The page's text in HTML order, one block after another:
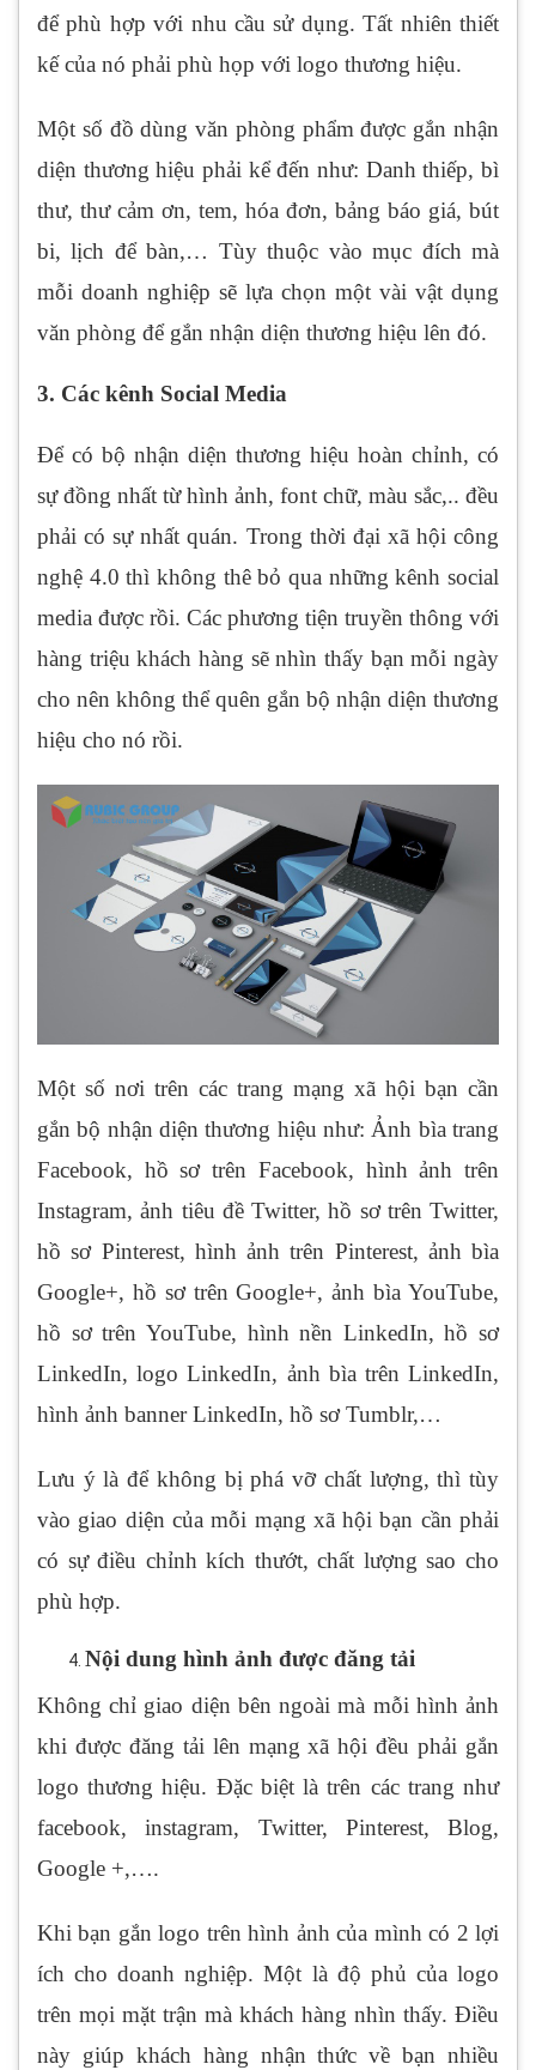
để phù hợp với nhu cầu sử dụng. Tất nhiên thiết
kế của nó phải phù họp với logo thương hiệu.
Một số đồ dùng văn phòng phẩm được gắn nhận
diện thương hiệu phải kể đến như: Danh thiếp, bì
thư, thư cảm ơn, tem, hóa đơn, bảng báo giá, bút
bi, lịch để bàn,… Tùy thuộc vào mục đích mà
mỗi doanh nghiệp sẽ lựa chọn một vài vật dụng
văn phòng để gắn nhận diện thương hiệu lên đó.
3. Các kênh Social Media
Để có bộ nhận diện thương hiệu hoàn chỉnh, có
sự đồng nhất từ hình ảnh, font chữ, màu sắc,.. đều
phải có sự nhất quán. Trong thời đại xã hội công
nghệ 4.0 thì không thê bỏ qua những kênh social
media được rồi. Các phương tiện truyền thông với
hàng triệu khách hàng sẽ nhìn thấy bạn mỗi ngày
cho nên không thể quên gắn bộ nhận diện thương
hiệu cho nó rồi.
Một số nơi trên các trang mạng xã hội bạn cần
gắn bộ nhận diện thương hiệu như: Ảnh bìa trang
Facebook, hồ sơ trên Facebook, hình ảnh trên
Instagram, ảnh tiêu đề Twitter, hồ sơ trên Twitter,
hồ sơ Pinterest, hình ảnh trên Pinterest, ảnh bìa
Google+, hồ sơ trên Google+, ảnh bìa YouTube,
hồ sơ trên YouTube, hình nền LinkedIn, hồ sơ
LinkedIn, logo LinkedIn, ảnh bìa trên LinkedIn,
hình ảnh banner LinkedIn, hồ sơ Tumblr,…
Lưu ý là để không bị phá vỡ chất lượng, thì tùy
vào giao diện của mỗi mạng xã hội bạn cần phải
có sự điều chỉnh kích thướt, chất lượng sao cho
phù hợp.
Nội dung hình ảnh được đăng tải
Không chỉ giao diện bên ngoài mà mỗi hình ảnh
khi được đăng tải lên mạng xã hội đều phải gắn
logo thương hiệu. Đặc biệt là trên các trang như
facebook, instagram, Twitter, Pinterest, Blog,
Google +,….
Khi bạn gắn logo trên hình ảnh của mình có 2 lợi
ích cho doanh nghiệp. Một là độ phủ của logo
trên mọi mặt trận mà khách hàng nhìn thấy. Điều
này giúp khách hàng nhận thức về bạn nhiều